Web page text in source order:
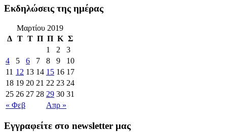
Εκδηλώσεις της ημέρας
Μαρτίου 2019
Δ Τ Τ Π Π Κ Σ
« Φεβ Απρ »
1 2
3
4
5 6 7 8 9
10
11 12 13 14 15 16 17
18 19 20 21 22 23 24
25 26 27 28 29 30 31
Εγγραφείτε στο newsletter μας